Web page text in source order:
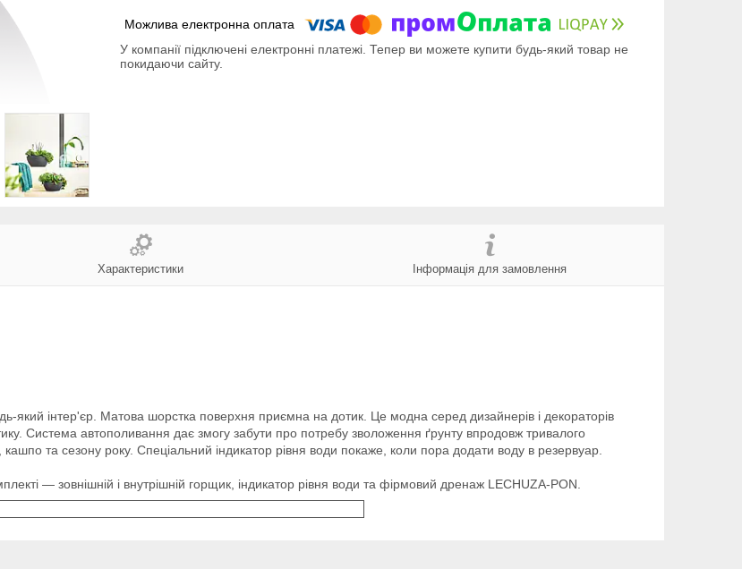
У компанії підключені електронні платежі. Тепер ви можете купити будь-який товар не
покидаючи сайту.
Характеристики Інформація для замовлення
який інтер'єр. Матова шорстка поверхня приємна на дотик. Це модна серед дизайнерів і декораторів
Система автополивання дає змогу забути про потребу зволоження ґрунту впродовж тривалого
та сезону року. Спеціальний індикатор рівня води покаже, коли пора додати воду в резервуар.
— зовнішній і внутрішній горщик, індикатор рівня води та фірмовий дренаж LECHUZA-PON.